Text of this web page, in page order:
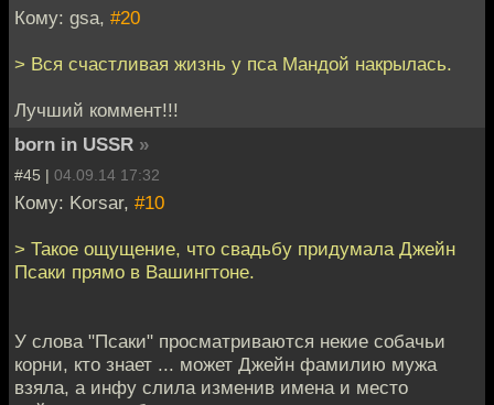
Кому: gsa, #20
> Вся счастливая жизнь у пса Мандой накрылась.
Лучший коммент!!!
bоrn in USSR »
#45 | 04.09.14 17:32
Кому: Korsar, #10
> Такое ощущение, что свадьбу придумала Джейн
Псаки прямо в Вашингтоне.
У слова "Псаки" просматриваются некие собачьи
корни, кто знает ... может Джейн фамилию мужа
взяла, а инфу слила изменив имена и место